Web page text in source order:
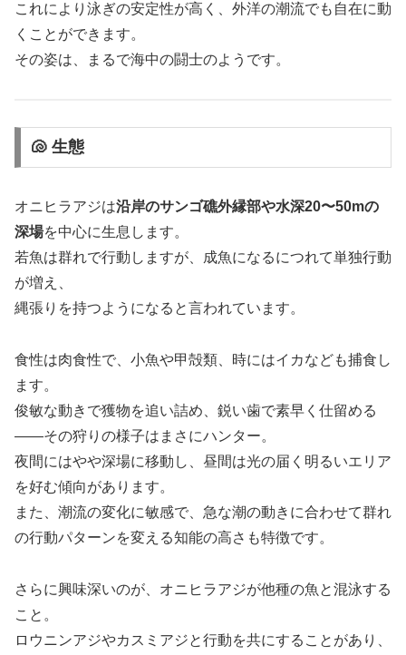
これにより泳ぎの安定性が高く、外洋の潮流でも自在に動
くことができます。
その姿は、まるで海中の闘士のようです。
🐚 生態
オニヒラアジは沿岸のサンゴ礁外縁部や水深20〜50mの
深場を中心に生息します。
若魚は群れで行動しますが、成魚になるにつれて単独行動
が増え、
縄張りを持つようになると言われています。
食性は肉食性で、小魚や甲殻類、時にはイカなども捕食し
ます。
俊敏な動きで獲物を追い詰め、鋭い歯で素早く仕留める
――その狩りの様子はまさにハンター。
夜間にはやや深場に移動し、昼間は光の届く明るいエリア
を好む傾向があります。
また、潮流の変化に敏感で、急な潮の動きに合わせて群れ
の行動パターンを変える知能の高さも特徴です。
さらに興味深いのが、オニヒラアジが他種の魚と混泳する
こと。
ロウニンアジやカスミアジと行動を共にすることがあり、